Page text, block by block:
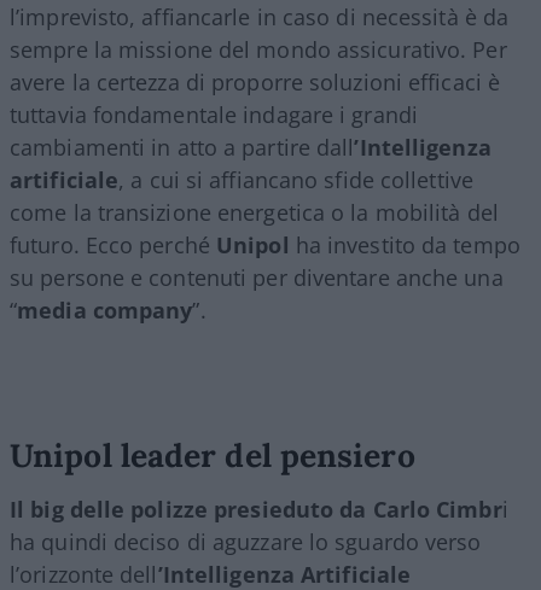
l’imprevisto, affiancarle in caso di necessità è da
sempre la missione del mondo assicurativo. Per
avere la certezza di proporre soluzioni efficaci è
tuttavia fondamentale indagare i grandi
cambiamenti in atto a partire dall’Intelligenza
artificiale, a cui si affiancano sfide collettive
come la transizione energetica o la mobilità del
futuro. Ecco perché Unipol ha investito da tempo
su persone e contenuti per diventare anche una
“media company”.
Unipol leader del pensiero
Il big delle polizze presieduto da Carlo Cimbri
ha quindi deciso di aguzzare lo sguardo verso
l’orizzonte dell’Intelligenza Artificiale